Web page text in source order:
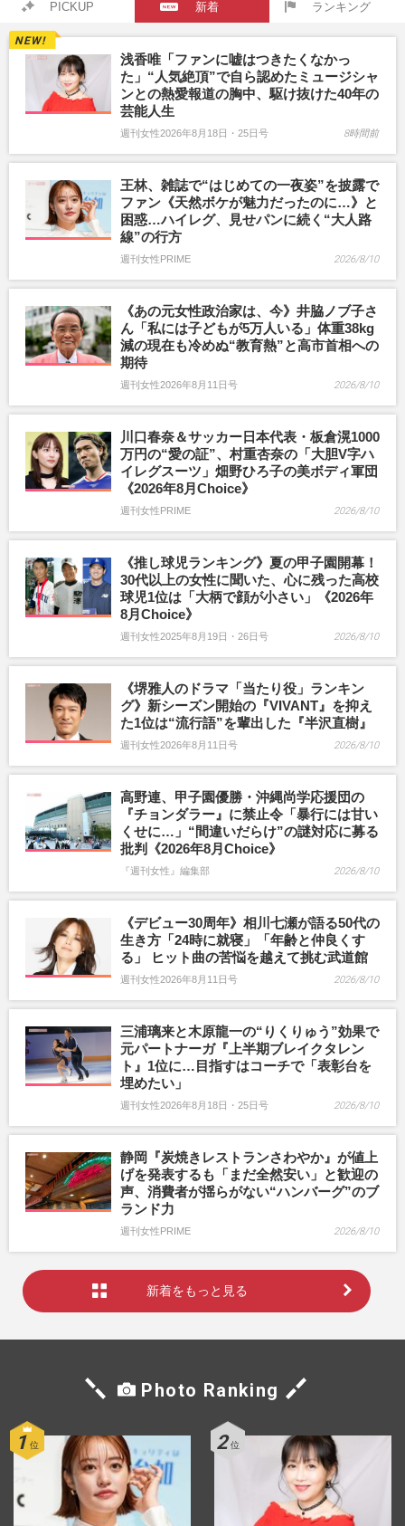
PICKUP 新着 ランキング
浅香唯「ファンに嘘はつきたくなかっ
た」“人気絶頂”で自ら認めたミュージシャ
ンとの熱愛報道の胸中、駆け抜けた40年の
芸能人生
週刊女性2026年8月18日・25日号 8時間前
王林、雑誌で“はじめての一夜姿”を披露で
ファン《天然ボケが魅力だったのに…》と
困惑…ハイレグ、見せパンに続く“大人路
線”の行方
週刊女性PRIME 2026/8/10
《あの元女性政治家は、今》井脇ノブ子さ
ん「私には子どもが5万人いる」体重38kg
減の現在も冷めぬ“教育熱”と高市首相への
期待
週刊女性2026年8月11日号 2026/8/10
川口春奈＆サッカー日本代表・板倉滉1000
万円の“愛の証”、村重杏奈の「大胆V字ハ
イレグスーツ」畑野ひろ子の美ボディ軍団
《2026年8月Choice》
週刊女性PRIME 2026/8/10
《推し球児ランキング》夏の甲子園開幕！
30代以上の女性に聞いた、心に残った高校
球児1位は「大柄で顔が小さい」《2026年
8月Choice》
週刊女性2025年8月19日・26日号 2026/8/10
《堺雅人のドラマ「当たり役」ランキン
グ》新シーズン開始の『VIVANT』を抑え
た1位は“流行語”を輩出した『半沢直樹』
週刊女性2026年8月11日号 2026/8/10
高野連、甲子園優勝・沖縄尚学応援団の
『チョンダラー』に禁止令「暴行には甘い
くせに…」“間違いだらけ”の謎対応に募る
批判《2026年8月Choice》
『週刊女性』編集部 2026/8/10
《デビュー30周年》相川七瀬が語る50代の
生き方「24時に就寝」「年齢と仲良くす
る」 ヒット曲の苦悩を越えて挑む武道館
週刊女性2026年8月11日号 2026/8/10
三浦璃来と木原龍一の“りくりゅう”効果で
元パートナーガ『上半期ブレイクタレン
ト』1位に…目指すはコーチで「表彰台を
埋めたい」
週刊女性2026年8月18日・25日号 2026/8/10
静岡『炭焼きレストランさわやか』が値上
げを発表するも「まだ全然安い」と歓迎の
声、消費者が揺らがない“ハンバーグ”のブ
ランド力
週刊女性PRIME 2026/8/10
新着をもっと見る
Photo Ranking